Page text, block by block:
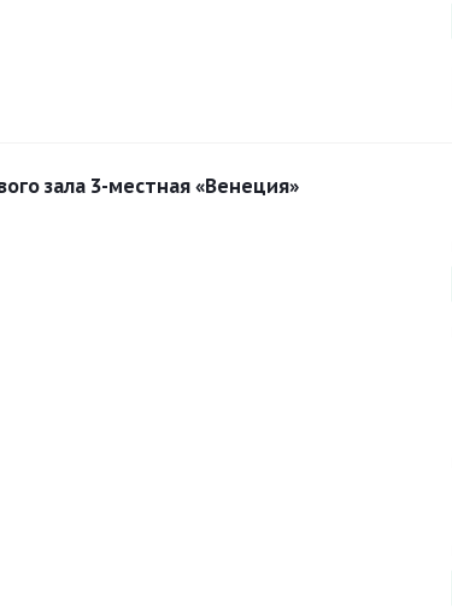
зала 3-местная «Венеция»